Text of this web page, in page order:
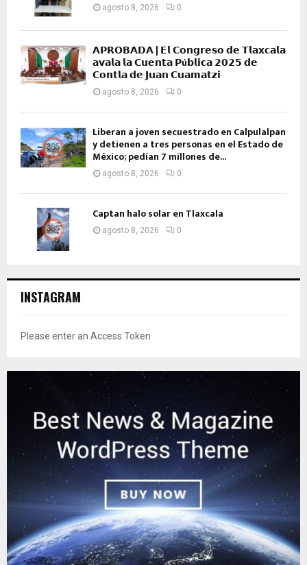
agosto 8, 2026 0
𝗔𝗣𝗥𝗢𝗕𝗔𝗗𝗔 | 𝗘𝗹 𝗖𝗼𝗻𝗴𝗿𝗲𝘀𝗼 𝗱𝗲 𝗧𝗹𝗮𝘅𝗰𝗮𝗹𝗮
𝗮𝘃𝗮𝗹𝗮 𝗹𝗮 𝗖𝘂𝗲𝗻𝘁𝗮 𝗣ú𝗯𝗹𝗶𝗰𝗮 𝟮𝟬𝟮𝟱 𝗱𝗲
𝗖𝗼𝗻𝘁𝗹𝗮 𝗱𝗲 𝗝𝘂𝗮𝗻 𝗖𝘂𝗮𝗺𝗮𝘁𝘇𝗶
agosto 8, 2026 0
Liberan a joven secuestrado en Calpulalpan
y detienen a tres personas en el Estado de
México; pedían 7 millones de...
agosto 8, 2026 0
Captan halo solar en Tlaxcala
agosto 8, 2026 0
INSTAGRAM
Please enter an Access Token